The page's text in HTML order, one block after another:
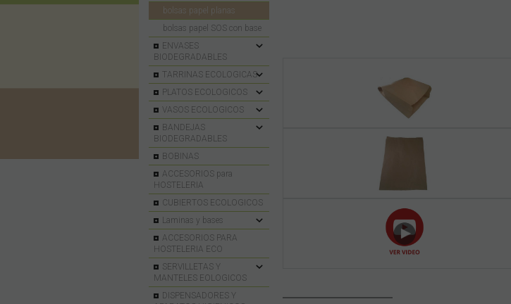
bolsas papel planas
bolsas papel SOS con base
ENVASES
BIODEGRADABLES
TARRINAS ECOLOGICAS
PLATOS ECOLOGICOS
VASOS ECOLOGICOS
BANDEJAS
BIODEGRADABLES
BOBINAS
ACCESORIOS para
HOSTELERIA
CUBIERTOS ECOLOGICOS
Laminas y bases
ACCESORIOS PARA
HOSTELERIA ECO
SERVILLETAS Y
MANTELES EOLOGICOS
DISPENSADORES Y